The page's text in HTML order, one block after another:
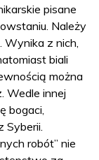
pisane
Należy
z nich,
biali
można
Wedle innej
bogaci,
robót” nie